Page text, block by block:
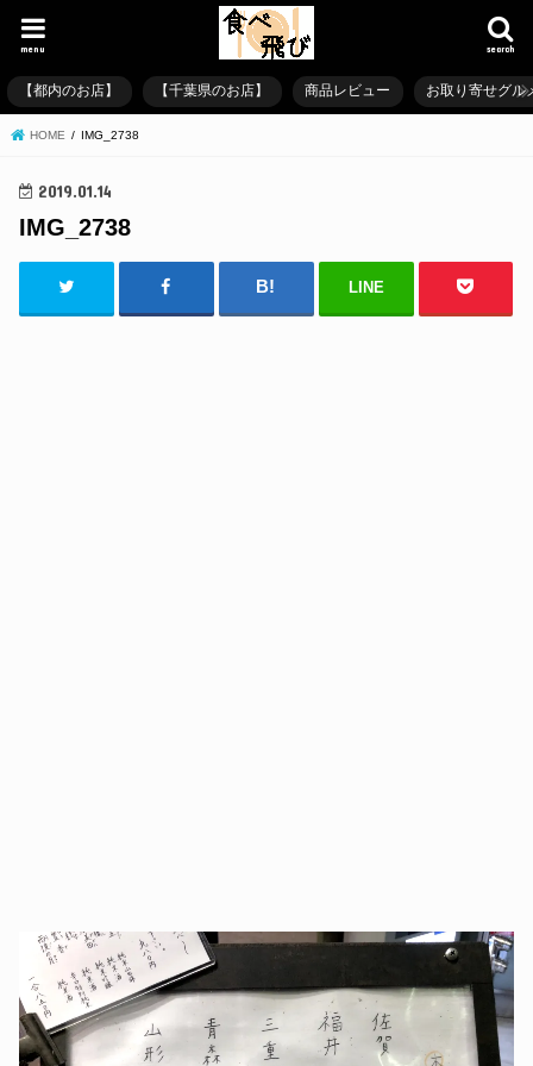
search
menu
【都内のお店】 【千葉県のお店】 商品レビュー お取り寄せグル
HOME IMG_2738
2019.01.14
IMG_2738
LINE